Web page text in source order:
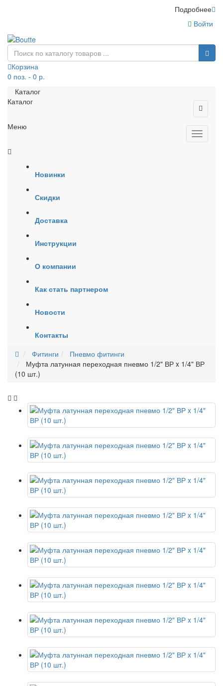
Подробнее
Войти
Корзина
0 поз. - 0 р.
Каталог
Каталог
Меню
Новинки
Скидки
Доставка
Инструкции
О компании
Как стать партнером
Новости
Контакты
Фитинги
Пневмо фитинги
Муфта латунная переходная пневмо 1/2" ВР x 1/4" ВР
(10 шт.)